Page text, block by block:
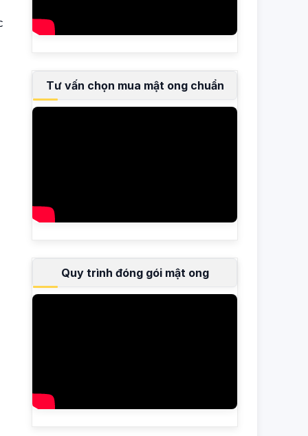
Tư vấn chọn mua mật ong chuẩn
Quy trình đóng gói mật ong